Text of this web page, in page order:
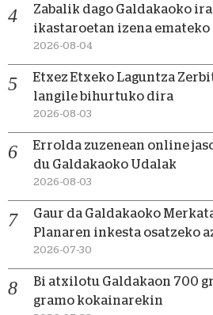
Zabalik dago Galdakaoko
ikastaroetan izena emateko
2026-08-04
Etxez Etxeko Laguntza
langile bihurtuko dira
2026-08-03
Errolda zuzenean online
du Galdakaoko Udalak
2026-08-03
Gaur da Galdakaoko
Planaren inkesta osatzeko
2026-07-30
Bi atxilotu Galdakaon 700
gramo kokainarekin